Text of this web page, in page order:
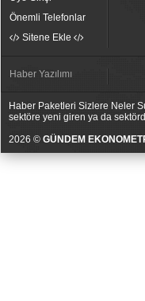
Önemli Telefonlar
Sitene Ekle
Haber Yazılımı
Haber Paketleri Sizlere Neler
sektöre yeni giren ya da
2026 © GÜNDEM